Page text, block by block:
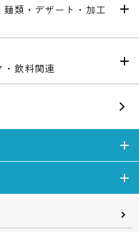
麺類・デザート・加工
・飲料関連